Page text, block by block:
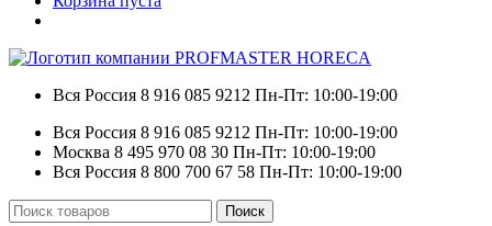
Вся Россия 8 916 085 9212 Пн-Пт: 10:00-19:00
Вся Россия 8 916 085 9212 Пн-Пт: 10:00-19:00
Москва 8 495 970 08 30 Пн-Пт: 10:00-19:00
Вся Россия 8 800 700 67 58 Пн-Пт: 10:00-19:00
Искать:
Поиск